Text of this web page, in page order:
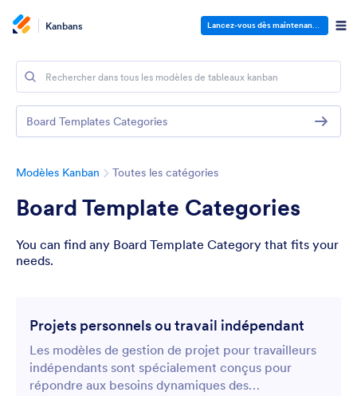
Kanbans Lancez-vous dès maintenant— C'est
Modèles Kanban Toutes les catégories
Board Template Categories
You can find any Board Template Category that fits your
needs.
Projets personnels ou travail indépendant
Les modèles de gestion de projet pour travailleurs
indépendants sont spécialement conçus pour
répondre aux besoins dynamiques des
Board Templates Categories